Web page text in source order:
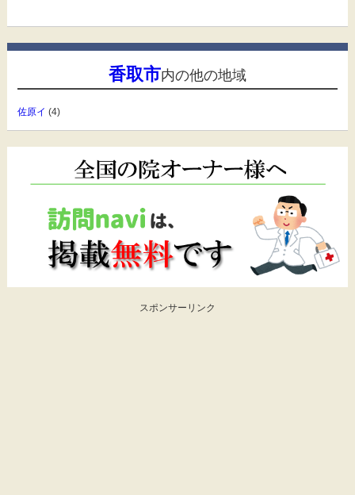
香取市内の他の地域
佐原イ (4)
スポンサーリンク